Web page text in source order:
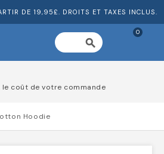
DE 19,95£. DROITS ET TAXES INCLUS.
search
0
le coût de votre commande
Hoodie